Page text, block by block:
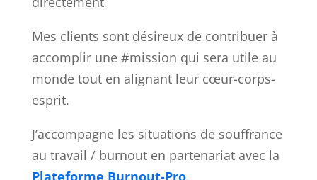
Mes clients sont désireux de contribuer à
accomplir une #mission qui sera utile au
monde tout en alignant leur cœur-corps-
esprit.
J’accompagne les situations de souffrance
au travail / burnout en partenariat avec la